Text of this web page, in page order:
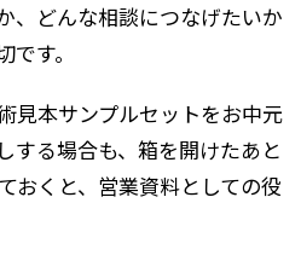
、どんな相談につなげたいか
す。
見本サンプルセットをお中元
する場合も、箱を開けたあと
おくと、営業資料としての役